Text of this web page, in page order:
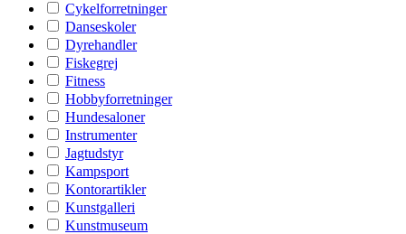
Cykelforretninger
Danseskoler
Dyrehandler
Fiskegrej
Fitness
Hobbyforretninger
Hundesaloner
Instrumenter
Jagtudstyr
Kampsport
Kontorartikler
Kunstgalleri
Kunstmuseum